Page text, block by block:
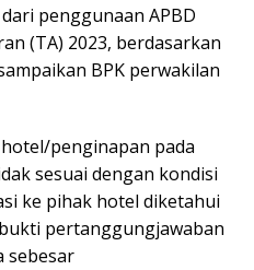
penggunaan APBD
(TA) 2023, berdasarkan
BPK perwakilan
penginapan pada
sesuai dengan kondisi
ke pihak hotel diketahui
pertanggungjawaban
sebesar